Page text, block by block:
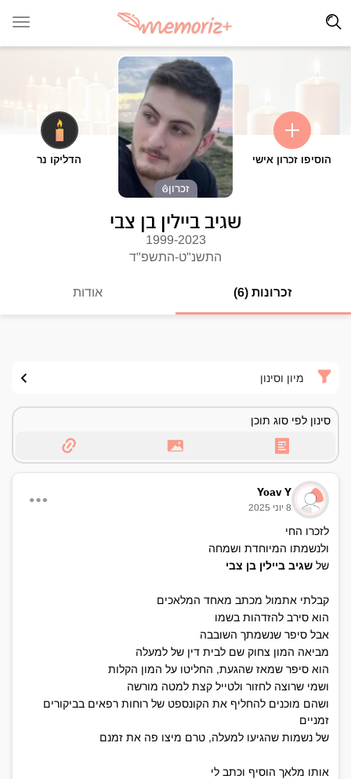
הוסיפו זכרון אישי
זכרון
הדליקו נר
שגיב ביילין בן צבי
1999-2023
התשנ"ט-התשפ"ד
זכרונות (6) אודות
מיון וסינון
סינון לפי סוג תוכן
Yoav Y
8 יוני 2025
לזכרו החי
ולנשמתו המיוחדת ושמחה
של שגיב ביילין בן צבי
קבלתי אתמול מכתב מאחד המלאכים
הוא סירב להזדהות בשמו
אבל סיפר שנשמתך השובבה
מביאה המון צחוק שם לבית דין של למעלה
הוא סיפר שמאז שהגעת, החליטו על המון הקלות
ושמי שרוצה לחזור ולטייל קצת למטה מורשה
ושהם מוכנים להחליף את הקונספט של רוחות רפאים בביקורים
זמניים
של נשמות שהגיעו למעלה, טרם מיצו פה את זמנם
אותו מלאך הוסיף וכתב לי